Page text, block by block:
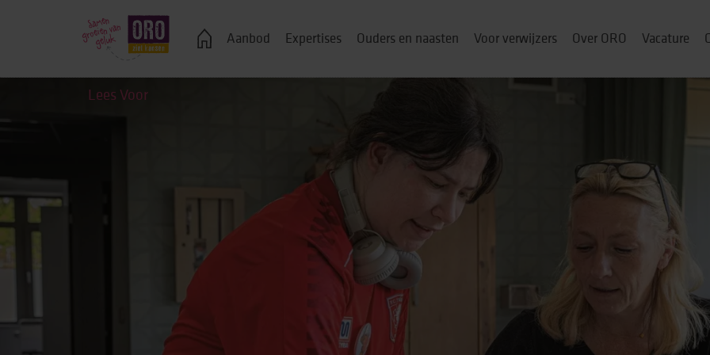
Aanbod
Ondersteuning bij jou thuis
Wonen in een groep
Zelfstandig wonen
Onderwijs, advies & cursussen
Werk & dagbesteding
Expertises Ouders en naasten Voor verwijzers Over ORO Vacature
Veelgestelde vragen
Lees Voor